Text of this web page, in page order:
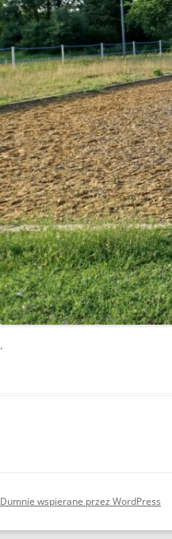
.
Dumnie wspierane przez WordPress